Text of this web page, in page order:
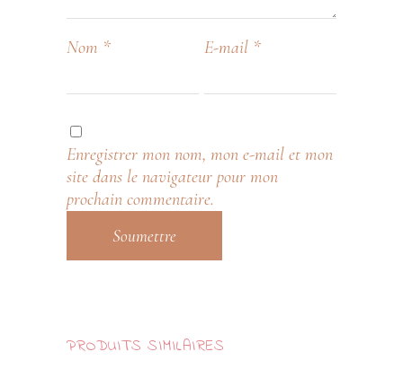
Nom * E-mail *
Enregistrer mon nom, mon e-mail et mon
site dans le navigateur pour mon
prochain commentaire.
PRODUITS SIMILAIRES